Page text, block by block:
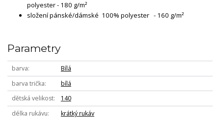
polyester - 180 g/m²
složení pánské/dámské 100% polyester - 160 g/m²
Parametry
barva
Bílá
barva trička
bílá
dětská velikost
140
délka rukávu
krátký rukáv